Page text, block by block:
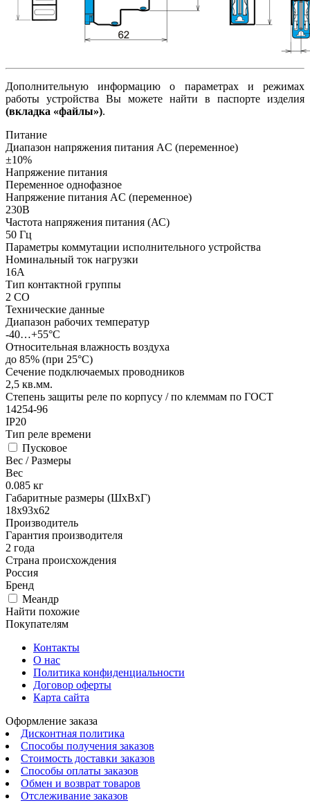
Дополнительную информацию о параметрах и режимах
работы устройства Вы можете найти в паспорте изделия
(вкладка «файлы»).
Питание
Диапазон напряжения питания AC (переменное)
±10%
Напряжение питания
Переменное однофазное
Напряжение питания AC (переменное)
230В
Частота напряжения питания (АС)
50 Гц
Параметры коммутации исполнительного устройства
Номинальный ток нагрузки
16А
Тип контактной группы
2 СO
Технические данные
Диапазон рабочих температур
-40…+55°С
Относительная влажность воздуха
до 85% (при 25°С)
Сечение подключаемых проводников
2,5 кв.мм.
Степень защиты реле по корпусу / по клеммам по ГОСТ
14254-96
IP20
Тип реле времени
Пусковое
Вес / Размеры
Вес
0.085 кг
Габаритные размеры (ШхВхГ)
18х93х62
Производитель
Гарантия производителя
2 года
Страна происхождения
Россия
Бренд
Меандр
Найти похожие
Покупателям
Контакты
О нас
Политика конфиденциальности
Договор оферты
Карта сайта
Оформление заказа
Дисконтная политика
Способы получения заказов
Стоимость доставки заказов
Способы оплаты заказов
Обмен и возврат товаров
Отслеживание заказов